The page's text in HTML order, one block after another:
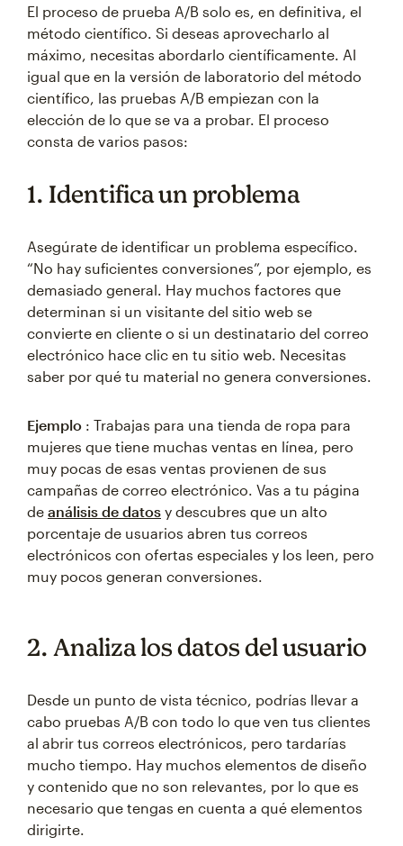
El proceso de prueba A/B solo es, en definitiva, el
método científico. Si deseas aprovecharlo al
máximo, necesitas abordarlo científicamente. Al
igual que en la versión de laboratorio del método
científico, las pruebas A/B empiezan con la
elección de lo que se va a probar. El proceso
consta de varios pasos:
1. Identifica un problema
Asegúrate de identificar un problema específico.
“No hay suficientes conversiones”, por ejemplo, es
demasiado general. Hay muchos factores que
determinan si un visitante del sitio web se
convierte en cliente o si un destinatario del correo
electrónico hace clic en tu sitio web. Necesitas
saber por qué tu material no genera conversiones.
Ejemplo : Trabajas para una tienda de ropa para
mujeres que tiene muchas ventas en línea, pero
muy pocas de esas ventas provienen de sus
campañas de correo electrónico. Vas a tu página
de análisis de datos y descubres que un alto
porcentaje de usuarios abren tus correos
electrónicos con ofertas especiales y los leen, pero
muy pocos generan conversiones.
2. Analiza los datos del usuario
Desde un punto de vista técnico, podrías llevar a
cabo pruebas A/B con todo lo que ven tus clientes
al abrir tus correos electrónicos, pero tardarías
mucho tiempo. Hay muchos elementos de diseño
y contenido que no son relevantes, por lo que es
necesario que tengas en cuenta a qué elementos
dirigirte.